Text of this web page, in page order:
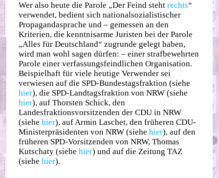
Wer also heute die Parole „Der Feind stehtrechts“
verwendet, bedient sich nationalsozialistischer
Propagandasprache und – gemessen an den
Kriterien, die kenntnisarme Juristen bei der Parole
„Alles für Deutschland“ zugrunde gelegt haben,
wird man wohl sagen dürfen: – einer strafbewehrten
Parole einer verfassungsfeindlichen Organisation.
Beispielhaft für viele heutige Verwender sei
verwiesen auf die SPD-Bundestagsfraktion (siehe
hier), die SPD-Landtagsfraktion von NRW (siehe
hier), auf Thorsten Schick, den
Landesfraktionsvorsitzenden der CDU in NRW
(siehehier), auf Armin Laschet, den früheren CDU-
Ministerpräsidenten von NRW (siehehier), auf den
früheren SPD-Vorsitzenden von NRW, Thomas
Kutschaty (siehehier) und auf die Zeitung TAZ
(siehehier).